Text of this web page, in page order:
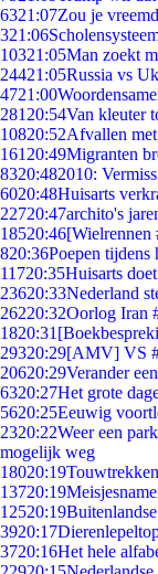
6321:07Zou je
321:06
10321:05Man zoekt
24421:05Russia vs
4721:00
281 20:54Van kleuter
10820:52Afvallen
161 20:49Migranten
8320:482010:
6020:48Huisarts
22720:47archito's
18520:46[Wielrennen
820:36Poepen tijdens
11720:35Huisarts
23620:33Nederland
26220:32Oorlog Iran
1820:31
29320:29[AMV] VS
20620:29Verander
6320:27Het grote
5620:25Eeuwig
2320:22Weer een
mogelijk weg
18020:19
13720:19
12520:19
3920:17
3720:16Het hele